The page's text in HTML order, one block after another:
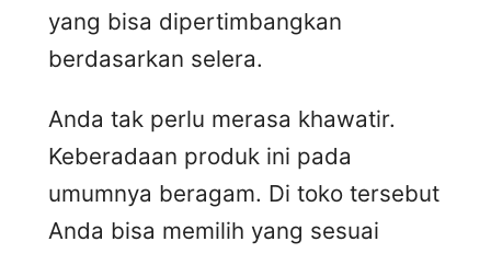
yang bisa dipertimbangkan
berdasarkan selera.
Anda tak perlu merasa khawatir.
Keberadaan produk ini pada
umumnya beragam. Di toko tersebut
Anda bisa memilih yang sesuai